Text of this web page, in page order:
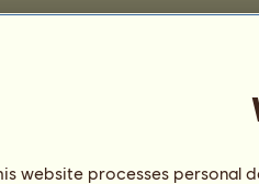
website processes personal